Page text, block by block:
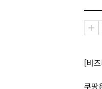
[비
쿠팡